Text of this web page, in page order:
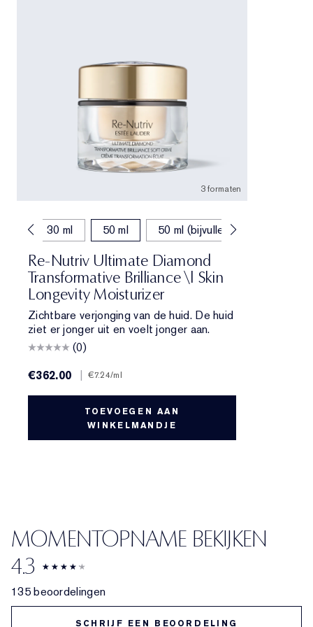
3 formaten
30 ml 50 ml 50 ml (bijvullen)
Re-Nutriv Ultimate Diamond
Transformative Brilliance \| Skin
Longevity Moisturizer
Zichtbare verjonging van de huid. De huid
ziet er jonger uit en voelt jonger aan.
(0)
€362.00
€7.24/ml
TOEVOEGEN AAN
WINKELMANDJE
MOMENTOPNAME BEKIJKEN
4.3
135 beoordelingen
SCHRIJF EEN BEOORDELING